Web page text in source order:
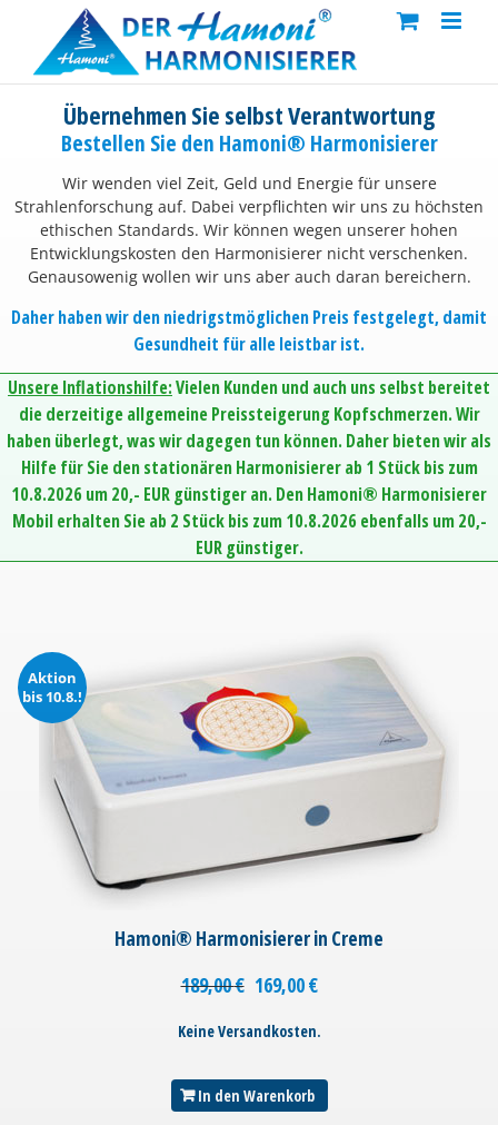
content
Übernehmen Sie selbst Verantwortung
Bestellen Sie den Hamoni® Harmonisierer
Wir wenden viel Zeit, Geld und Energie für unsere
Strahlenforschung auf. Dabei verpflichten wir uns zu höchsten
ethischen Standards. Wir können wegen unserer hohen
Entwicklungskosten den Harmonisierer nicht verschenken.
Genausowenig wollen wir uns aber auch daran bereichern.
Daher haben wir den niedrigstmöglichen Preis festgelegt, damit
Gesundheit für alle leistbar ist.
Unsere Inflationshilfe:Vielen Kunden und auch uns selbst bereitet
die derzeitige allgemeine Preissteigerung Kopfschmerzen. Wir
haben überlegt, was wir dagegen tun können. Daher bieten wir als
Hilfe für Sie den stationären Harmonisierer ab 1 Stück bis zum
10.8.2026 um 20,- EUR günstiger an. Den Hamoni® Harmonisierer
Mobil erhalten Sie ab 2 Stück bis zum 10.8.2026 ebenfalls um 20,-
EUR günstiger.
Aktion
bis 10.8.!
Hamoni® Harmonisierer in Creme
189,00€ 169,00€
Keine Versandkosten.
In den Warenkorb